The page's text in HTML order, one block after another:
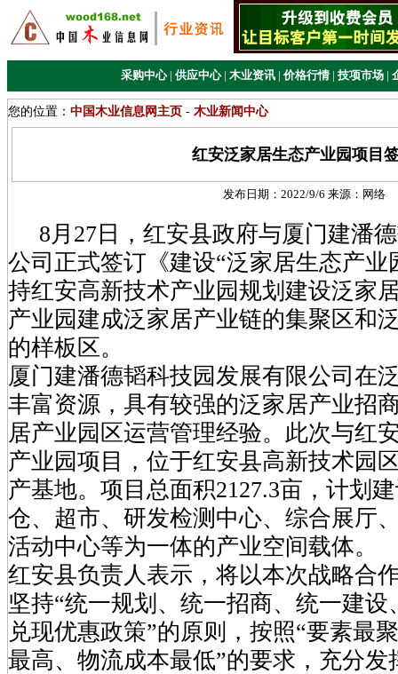
采购中心 | 供应中心 | 木业资讯 | 价格行情 | 技项市场 |
您的位置： 中国木业信息网主页 - 木业新闻中心
红安泛家居生态产业园项目
发布日期： 2022/9/6 来源： 网络
8月27日，红安县政府与厦门建潘
公司正式签订《建设“泛家居生态产业
持红安高新技术产业园规划建设泛家
产业园建成泛家居产业链的集聚区和
的样板区。
厦门建潘德韬科技园发展有限公司在
丰富资源，具有较强的泛家居产业招
居产业园区运营管理经验。此次与红
产业园项目，位于红安县高新技术园
产基地。项目总面积2127.3亩，计划
仓、超市、研发检测中心、综合展厅
活动中心等为一体的产业空间载体。
红安县负责人表示，将以本次战略合
坚持“统一规划、统一招商、统一建
兑现优惠政策”的原则，按照“要素最
最高、物流成本最低”的要求，充分发